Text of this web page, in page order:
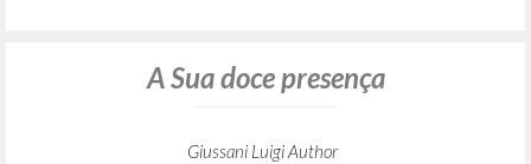
A Sua doce presença
Giussani Luigi Author